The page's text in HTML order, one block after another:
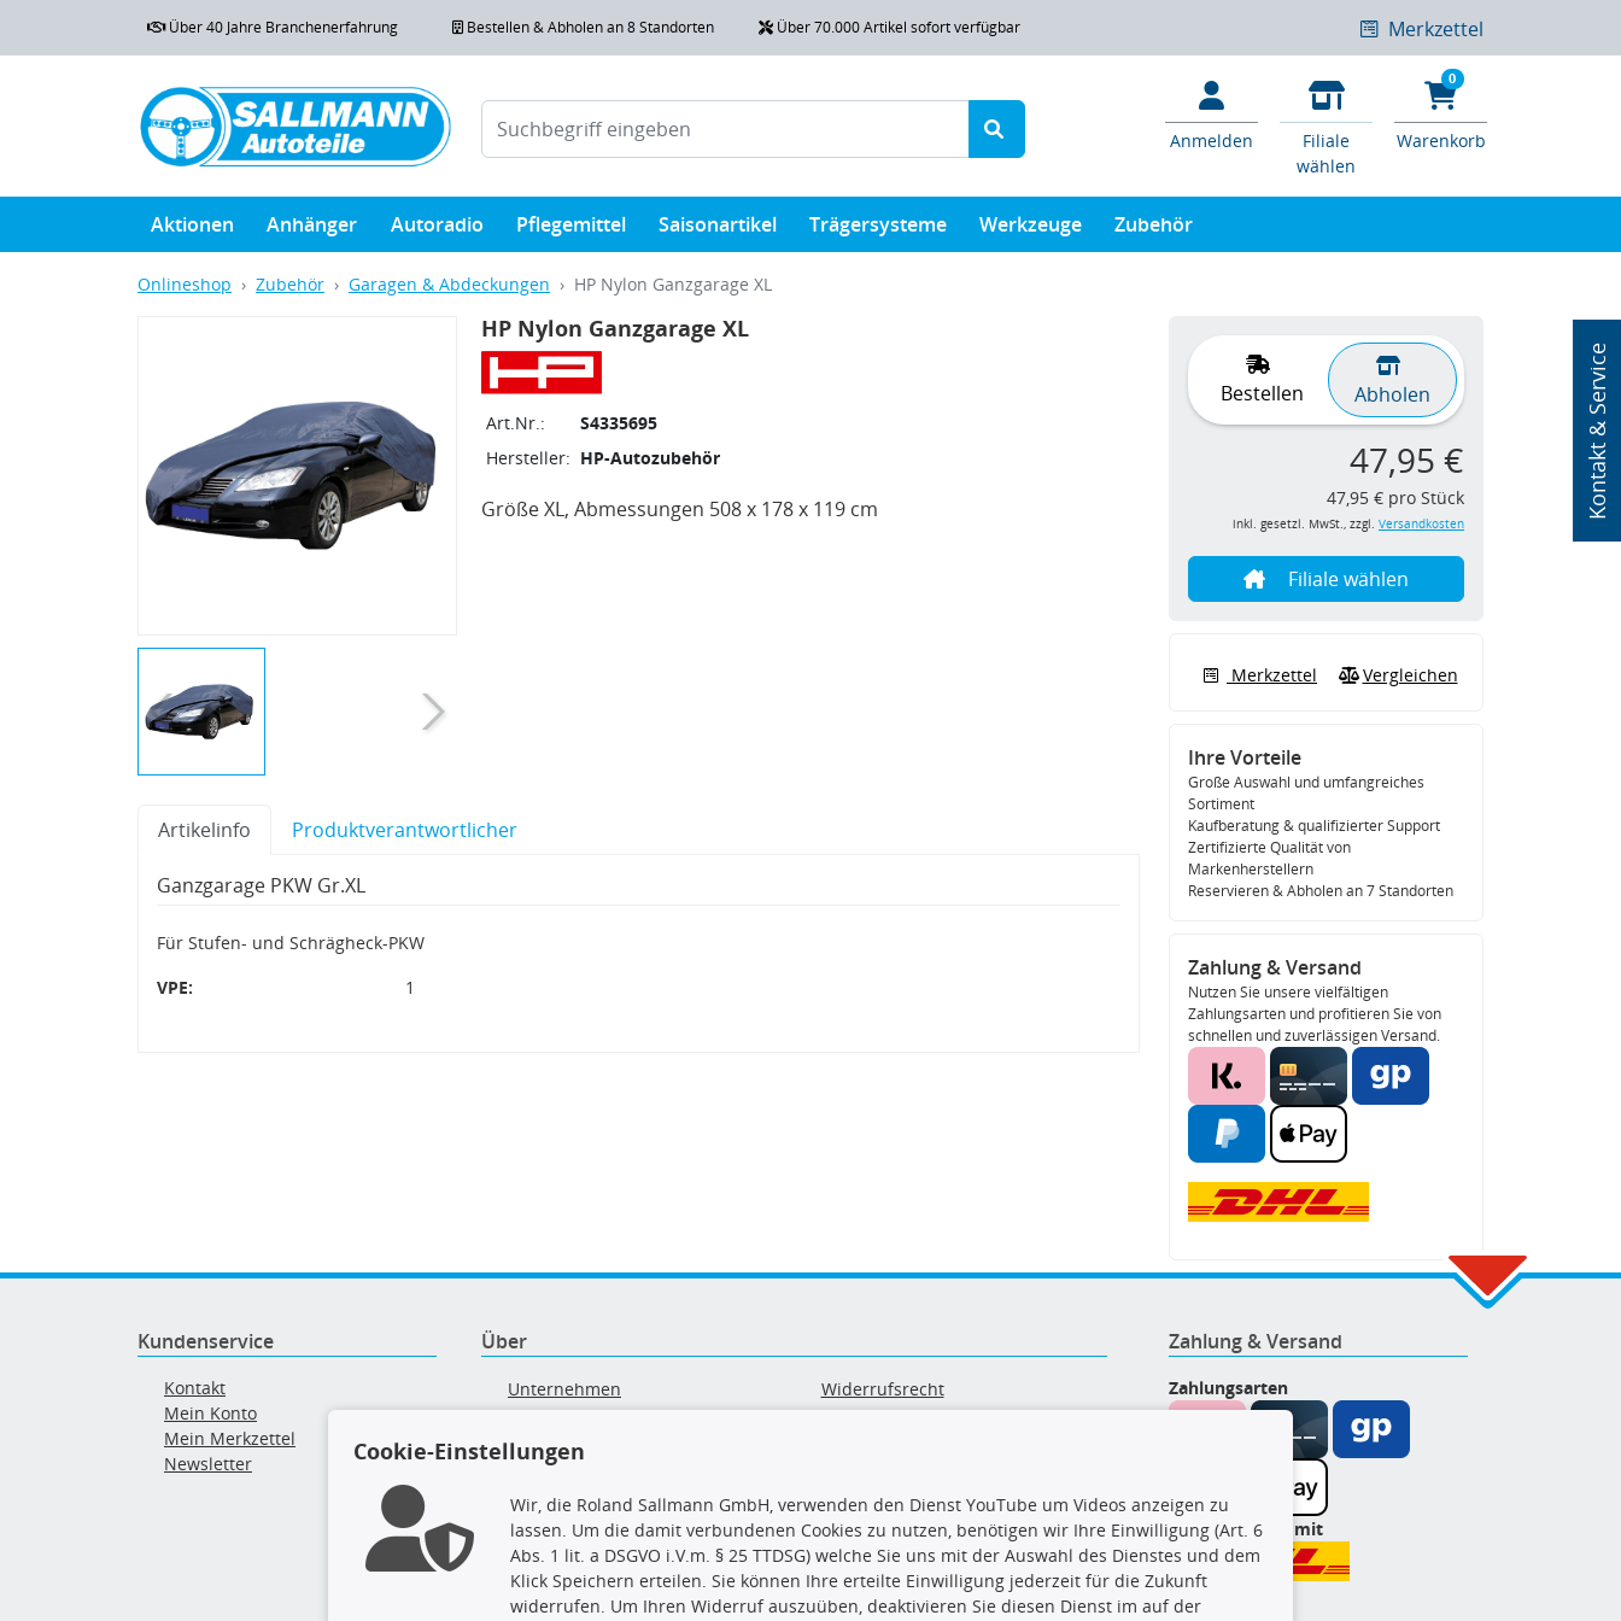
Kontakt & Service
Über 40 Jahre Branchenerfahrung Bestellen & Abholen an 8 Standorten Über 70.000 Artikel sofort verfügbar Merkzettel
Anmelden
Filiale
wählen
0
Warenkorb
Aktionen Anhänger Autoradio Pflegemittel Saisonartikel Trägersysteme Werkzeuge Zubehör
Onlineshop Zubehör Garagen & Abdeckungen HP Nylon Ganzgarage XL
HP Nylon Ganzgarage XL
Art.Nr.:
S4335695
Hersteller: HP-Autozubehör
Größe XL, Abmessungen 508 x 178 x 119 cm
Artikelinfo Produktverantwortlicher
Ganzgarage PKW Gr.XL
Für Stufen- und Schrägheck-PKW
VPE:
1
Bestellen Abholen
47,95 €
47,95 € pro Stück
inkl. gesetzl. MwSt., zzgl. Versandkosten
Filiale wählen
Merkzettel Vergleichen
Ihre Vorteile
Große Auswahl und umfangreiches
Sortiment
Kaufberatung & qualifizierter Support
Zertifizierte Qualität von
Markenherstellern
Reservieren & Abholen an 7 Standorten
Zahlung & Versand
Nutzen Sie unsere vielfältigen
Zahlungsarten und profitieren Sie von
schnellen und zuverlässigen Versand.
Kundenservice
Kontakt
Mein Konto
Mein Merkzettel
Newsletter
Über
Unternehmen
AGB
Versand & Zahlung
Altgeräte-/ Batterieentsorgung
Widerrufsrecht
Widerrufsformular
Barrierefreiheitserklärung
Zahlung & Versand
Zahlungsarten
Wir versenden mit
Cookie-Einstellungen
Wir, die Roland Sallmann GmbH, verwenden den Dienst YouTube um Videos anzeigen zu
lassen. Um die damit verbundenen Cookies zu nutzen, benötigen wir Ihre Einwilligung (Art. 6
Abs. 1 lit. a DSGVO i.V.m. § 25 TTDSG) welche Sie uns mit der Auswahl des Dienstes und dem
Klick Speichern erteilen. Sie können Ihre erteilte Einwilligung jederzeit für die Zukunft
widerrufen. Um Ihren Widerruf auszuüben, deaktivieren Sie diesen Dienst im auf der